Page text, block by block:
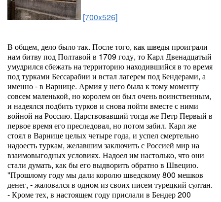
[700x526]
В общем, дело было так. После того, как шведы проиграли
нам битву под Полтавой в 1709 году, то Карл Двенадцатый
умудрился сбежать на территорию находившийся в то время
под турками Бессарабии и встал лагерем под Бендерами, а
именно - в Варнице. Армия у него была к тому моменту
совсем маленькой, но королем он был очень воинственным,
и надеялся подбить турков и снова пойти вместе с ними
войной на Россию. Царствовавший тогда же Петр Первый в
первое время его преследовал, но потом забил. Карл же
стоял в Варнице целых четыре года, и успел смертельно
надоесть туркам, желавшим заключить с Россией мир на
взаимовыгодных условиях. Надоел им настолько, что они
стали думать, как бы его выдворить обратно в Швецию.
"Прошлому году мы дали королю шведскому 800 мешков
денег, - жаловался в одном из своих писем турецкий султан.
- Кроме тех, в настоящем году прислали в Бендер 200